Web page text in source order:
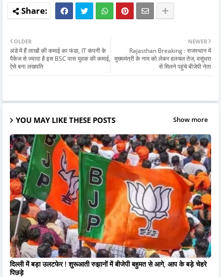
NEWER
Rajasthan Breaking : राजस्थान में
मुख्यमंत्री के नाम को लेकर हलचल तेज, वसुंधरा
से मिलने पहुंचे बीजेपी नेता
OLDER
अंडे में हैं लाखों की कमाई का फंडा, IT कंपनी के
पैकेज से ज्यादा है इस BSC पास युवक की कमाई,
ऐसे बना लखपति
YOU MAY LIKE THESE POSTS Show more
दिल्ली में बड़ा उलटफेर ! शुरूआती रुझानों में बीजेपी बहुमत से आगे, आप के बड़े चेहरे
पिछड़े